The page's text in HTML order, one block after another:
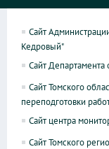
Сайт
Кедровый"
Сайт Департамента
Сайт Томского
переподготовки
Сайт центра
Сайт Томского